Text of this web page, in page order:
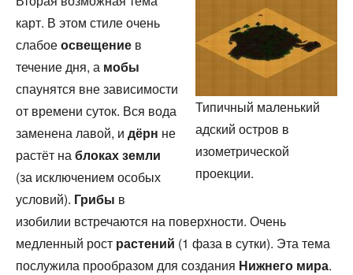
Типичный маленький
адский остров в
изометрической
проекции.
карт. В этом стиле очень
слабоеосвещение в
течение дня, а мобы
спаунятся вне зависимости
от времени суток. Вся вода
заменена лавой, и дёрн не
растёт наблокахземли
(за исключением особых
условий). Грибы в
изобилии встречаются на поверхности. Очень
медленный рост растений (1 фаза в сутки). Эта тема
послужила прообразом для создания Нижнего мира.